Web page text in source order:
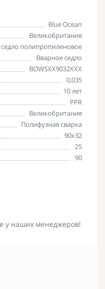
Blue Ocean
Великобритания
полипропиленовое
Вварное седло
BOWSXX9032XXX
0,035
10 лет
PPR
Великобритания
Полифузная сварка
90х32
25
90
у наших менеджеров!